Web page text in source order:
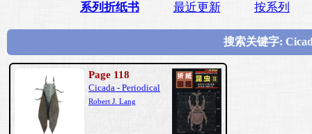
系列折纸书 最近更新 按系列
搜索关键字:
Page 118
Cicada - Periodical
Robert J. Lang